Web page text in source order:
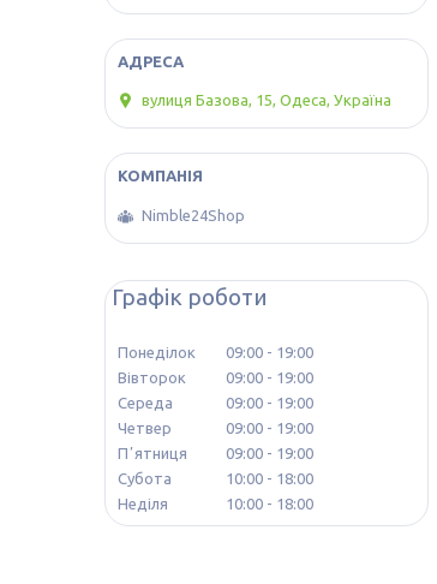
вулиця Базова, 15, Одеса, Україна
Nimble24Shop
Графік роботи
Понеділок 09:00
19:00
Вівторок
09:00
19:00
Середа
09:00
19:00
Четвер
09:00
19:00
Пʼятниця
09:00
19:00
Субота
10:00
18:00
Неділя
10:00 18:00